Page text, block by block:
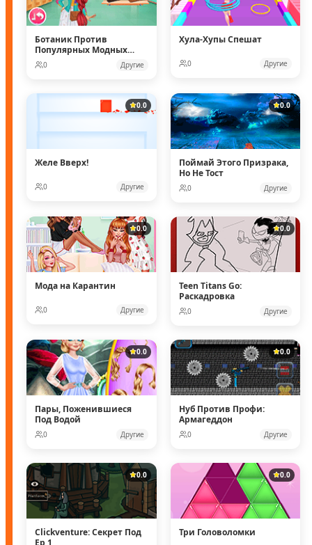
Ботаник Против
Популярных Модных
Кукол
0 Другие
Хула-Хупы Спешат
0 Другие
0.0
Желе Вверх!
0 Другие
0.0
Поймай Этого Призрака,
Но Не Тост
0 Другие
0.0
Мода на Карантин
0 Другие
0.0
Teen Titans Go:
Раскадровка
0 Другие
0.0
Пары, Поженившиеся
Под Водой
0 Другие
0.0
Нуб Против Профи:
Армагеддон
0 Другие
0.0
Clickventure: Секрет Под
Ep 1
0.0
Три Головоломки